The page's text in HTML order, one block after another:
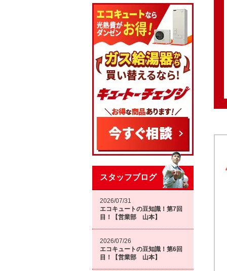
スタッフブログ
2026/07/31
エコキュートの豆知識！第7回
目！【営業部 山本】
2026/07/26
エコキュートの豆知識！第6回
目！【営業部 山本】